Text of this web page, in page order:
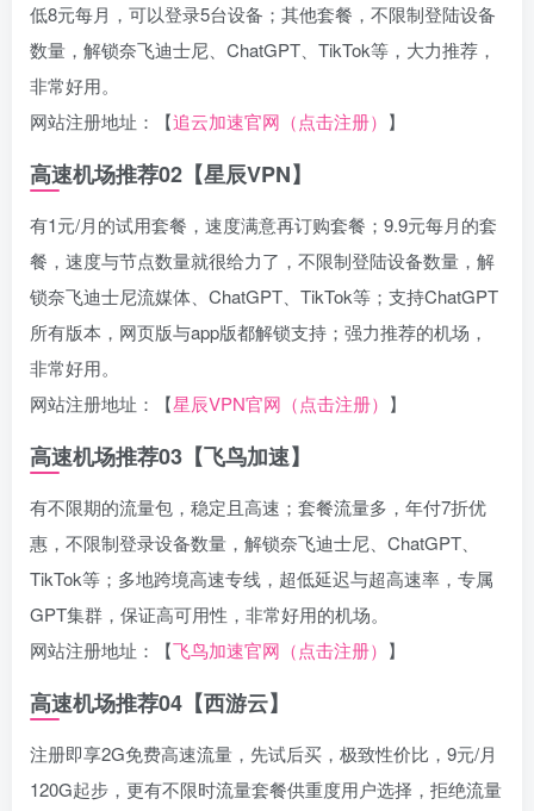
低8元每月，可以登录5台设备；其他套餐，不限制登陆设备
数量，解锁奈飞迪士尼、ChatGPT、TikTok等，大力推荐，
非常好用。
网站注册地址：【追云加速官网（点击注册） 】
高速机场推荐02【星辰VPN】
有1元/月的试用套餐，速度满意再订购套餐；9.9元每月的套
餐，速度与节点数量就很给力了，不限制登陆设备数量，解
锁奈飞迪士尼流媒体、ChatGPT、TikTok等；支持ChatGPT
所有版本，网页版与app版都解锁支持；强力推荐的机场，
非常好用。
网站注册地址：【星辰VPN官网（点击注册） 】
高速机场推荐03【飞鸟加速】
有不限期的流量包，稳定且高速；套餐流量多，年付7折优
惠，不限制登录设备数量，解锁奈飞迪士尼、ChatGPT、
TikTok等；多地跨境高速专线，超低延迟与超高速率，专属
GPT集群，保证高可用性，非常好用的机场。
网站注册地址：【飞鸟加速官网（点击注册） 】
高速机场推荐04【西游云】
注册即享2G免费高速流量，先试后买，极致性价比，9元/月
120G起步，更有不限时流量套餐供重度用户选择，拒绝流量